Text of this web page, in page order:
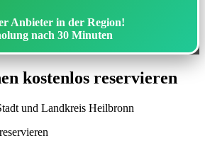
Anbieter in der Region!
nach 30 Minuten
kostenlos reservieren
und Landkreis Heilbronn